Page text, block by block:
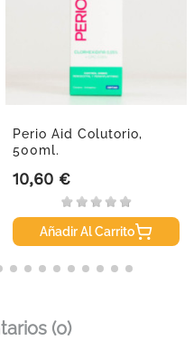
Perio Aid Colutorio,
500ml.
Precio
10,60 €
Añadir Al Carrito
(0)